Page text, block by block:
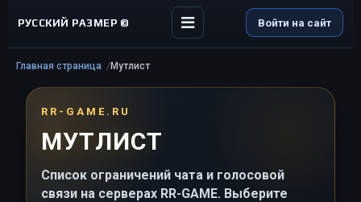
РУССКИЙ РАЗМЕР © Войти на сайт
Главная страница Мутлист
RR-GAME.RU
МУТЛИСТ
Список ограничений чата и голосовой
связи на серверах RR-GAME. Выберите